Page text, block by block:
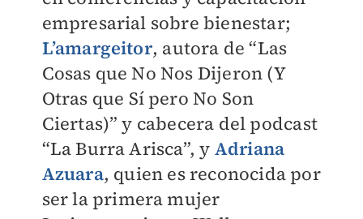
empresarial sobre bienestar;
L’amargeitor, autora de “Las
Cosas que No Nos Dijeron (Y
Otras que Sí pero No Son
Ciertas)” y cabecera del podcast
“La Burra Arisca”, y Adriana
Azuara, quien es reconocida por
ser la primera mujer